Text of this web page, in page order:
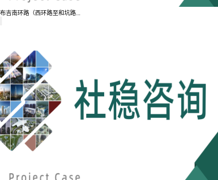
布吉南环路（西环路至和坑路...